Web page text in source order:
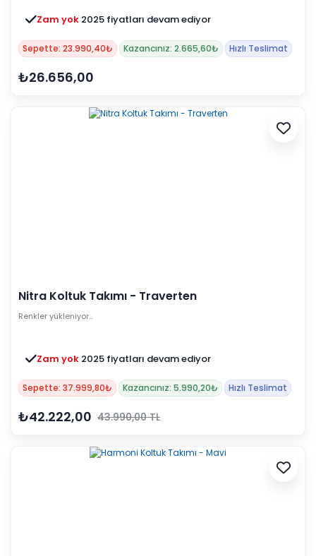
Zam yok 2025 fiyatları devam ediyor
Sepette: 23.990,40₺ Kazancınız: 2.665,60₺ Hızlı Teslimat
₺26.656,00
Nitra Koltuk Takımı - Traverten
Renkler yükleniyor…
Zam yok 2025 fiyatları devam ediyor
Sepette: 37.999,80₺ Kazancınız: 5.990,20₺ Hızlı Teslimat
₺42.222,00 43.990,00 TL